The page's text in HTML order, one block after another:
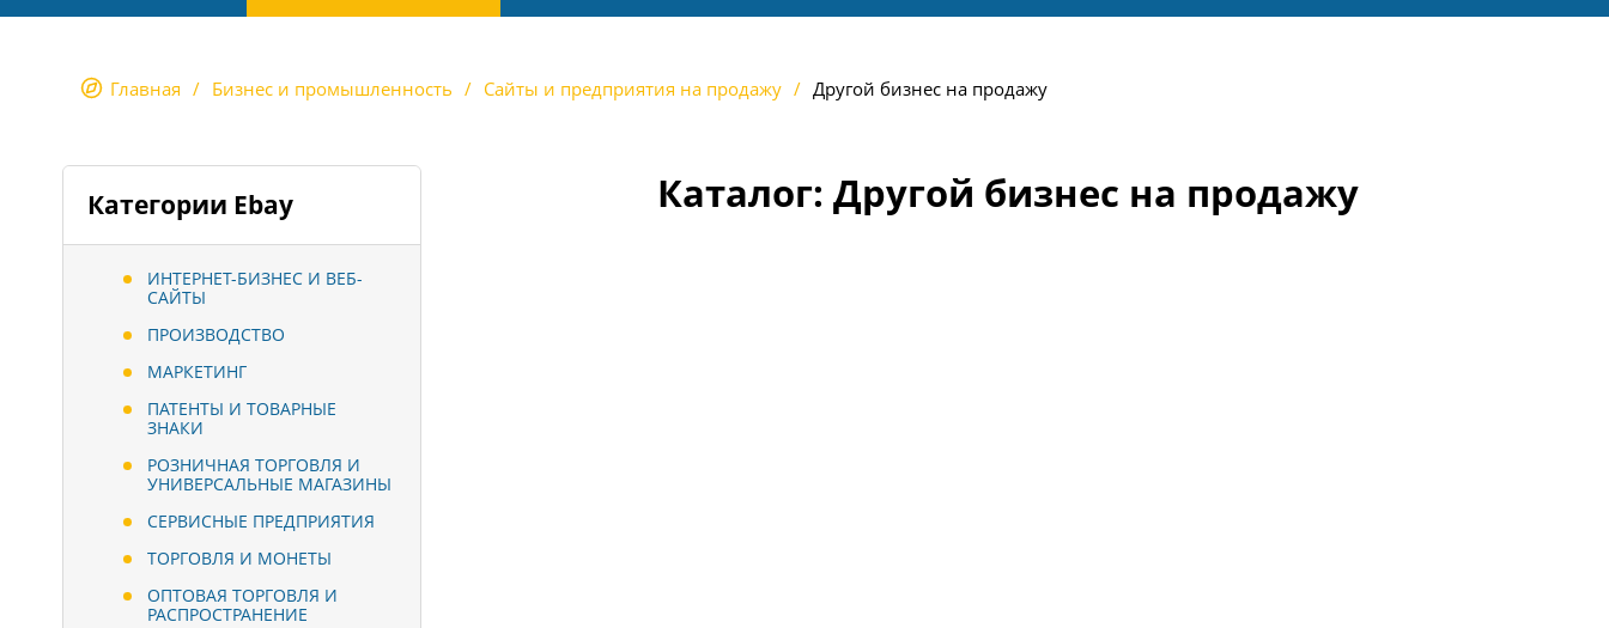
Главная Бизнес и промышленность Сайты и предприятия на продажу Другой бизнес на продажу
Категории Ebay
ИНТЕРНЕТ-БИЗНЕС И ВЕБ-
САЙТЫ
ПРОИЗВОДСТВО
МАРКЕТИНГ
ПАТЕНТЫ И ТОВАРНЫЕ
ЗНАКИ
РОЗНИЧНАЯ ТОРГОВЛЯ И
УНИВЕРСАЛЬНЫЕ МАГАЗИНЫ
СЕРВИСНЫЕ ПРЕДПРИЯТИЯ
ТОРГОВЛЯ И МОНЕТЫ
ОПТОВАЯ ТОРГОВЛЯ И
РАСПРОСТРАНЕНИЕ
Каталог: Другой бизнес на продажу